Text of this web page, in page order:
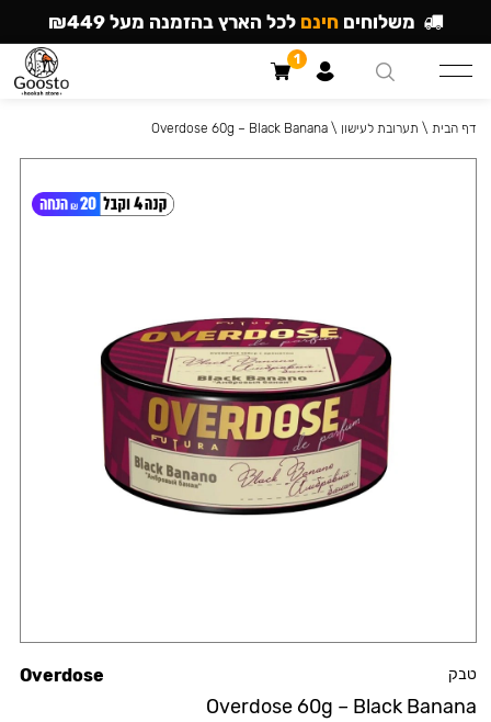
טבק
Overdose 60g – Black Banana
Overdose
דף הבית \ תערובת לעישון \
Overdose 60g – Black Banana
משלוחים חינם לכל הארץ בהזמנה מעל ₪449
1